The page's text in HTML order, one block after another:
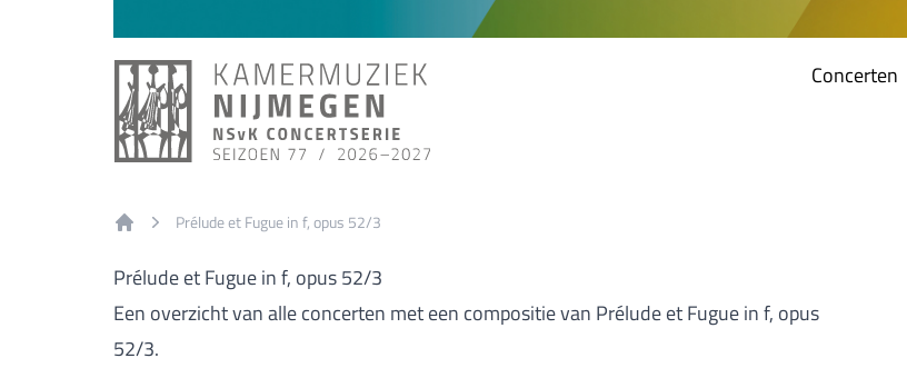
Concerten
Prélude et Fugue in f, opus 52/3
Prélude et Fugue in f, opus 52/3
Een overzicht van alle concerten met een compositie van Prélude et Fugue in f, opus
52/3.